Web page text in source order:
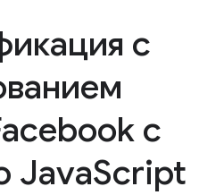
с
с
JavaScript